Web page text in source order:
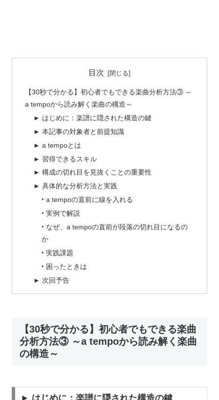
目次
【30秒で分かる】初心者でもできる楽曲分析方法③ ～
a tempoから読み解く楽曲の構造～
► はじめに：楽譜に隠された構造の鍵
► 本記事の対象者と前提知識
► a tempoとは
► 習得できるスキル
► 構成の切れ目を見抜くことの重要性
► 具体的な分析方法と実践
‣ a tempoの直前に線を入れる
‣ 実例で解説
‣ なぜ、a tempoの直前が段落の切れ目になるの
か
‣ 実践課題
‣ 困ったときは
► 次回予告
【30秒で分かる】初心者でもできる楽曲
分析方法③ ～a tempoから読み解く楽曲
の構造～
► はじめに：楽譜に隠された構造の鍵